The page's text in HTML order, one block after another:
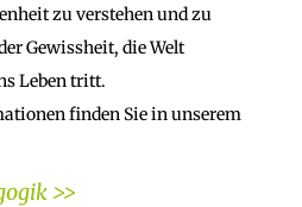
zu verstehen und zu
Gewissheit, die Welt
Leben tritt.
finden Sie in unserem
>>